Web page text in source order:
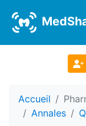
Accueil
Annales